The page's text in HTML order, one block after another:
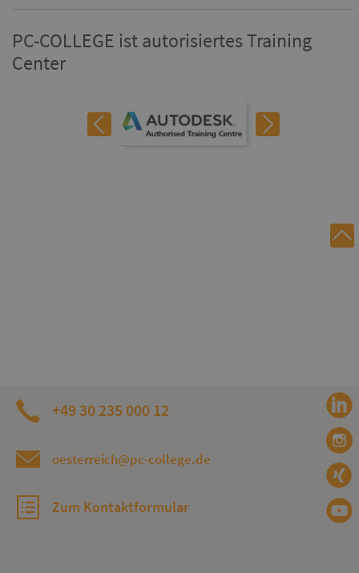
PC-COLLEGE ist autorisiertes Training
Center
+49 30 235 000 12
oesterreich@pc-college.de
Zum Kontaktformular